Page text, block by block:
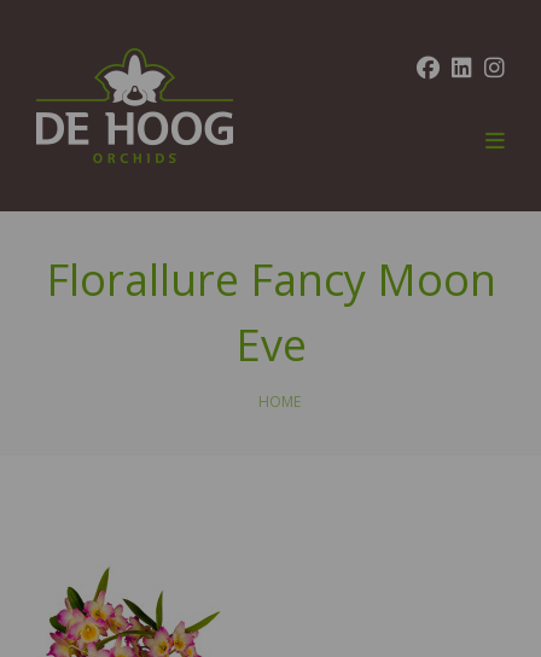
Florallure Fancy Moon
Eve
HOME